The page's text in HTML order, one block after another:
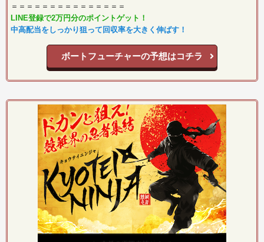
＝＝＝＝＝＝＝＝＝＝＝＝＝＝＝
LINE登録で2万円分のポイントゲット！
中高配当をしっかり狙って回収率を大きく伸ばす！
ボートフューチャーの予想はコチラ